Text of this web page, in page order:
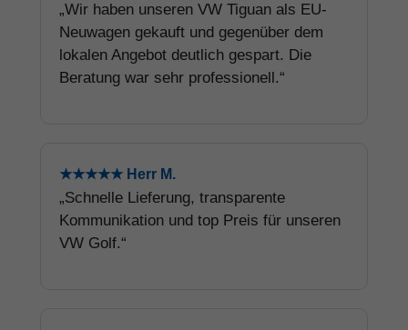
„Wir haben unseren VW Tiguan als EU-
Neuwagen gekauft und gegenüber dem
lokalen Angebot deutlich gespart. Die
Beratung war sehr professionell.“
★★★★★ Herr M.
„Schnelle Lieferung, transparente
Kommunikation und top Preis für unseren
VW Golf.“